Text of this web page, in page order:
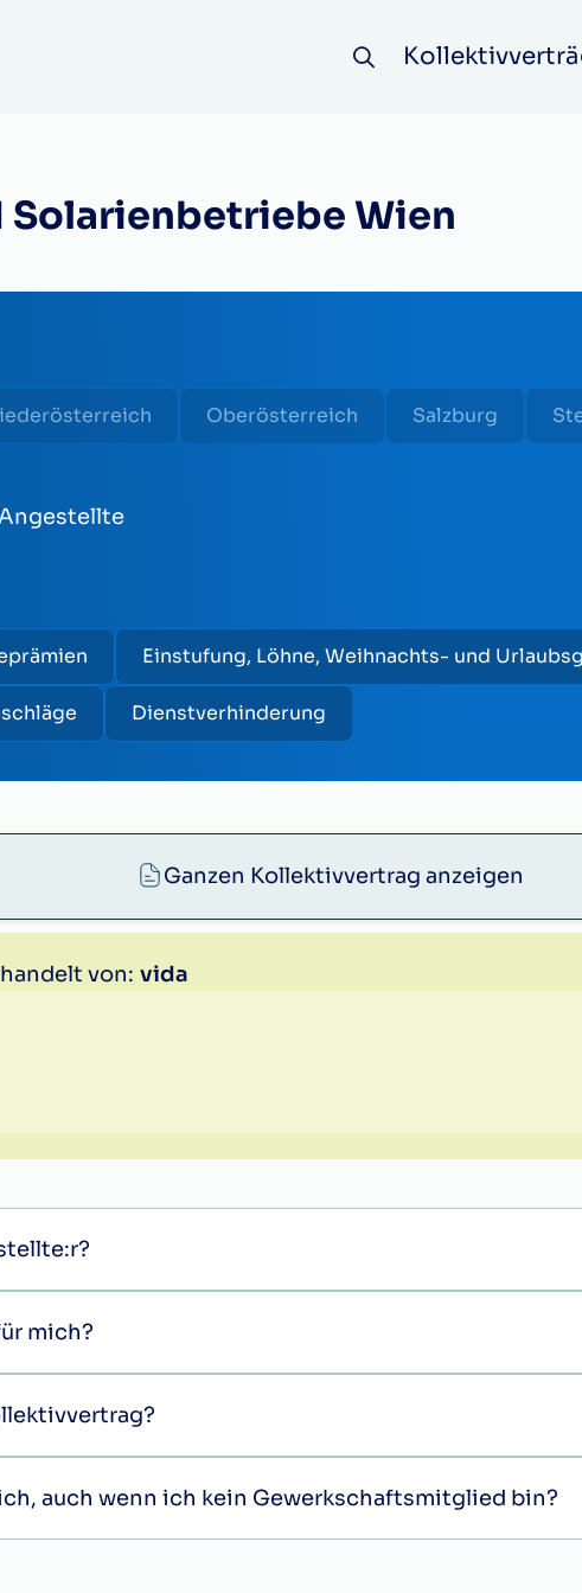
Solarienbetriebe Wien
Oberösterreich Salzburg
Einstufung, Löhne, Weihnachts- und
Dienstverhinderung
Ganzen Kollektivvertrag anzeigen
von: vida
mich?
auch wenn ich kein Gewerkschaftsmitglied bin?